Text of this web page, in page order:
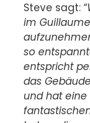
Steve sagt: “
im
so
entspricht
das
und hat eine